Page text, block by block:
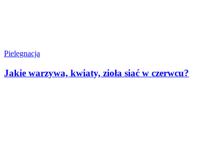
Pielęgnacja
Jakie warzywa, kwiaty, zioła siać w czerwcu?